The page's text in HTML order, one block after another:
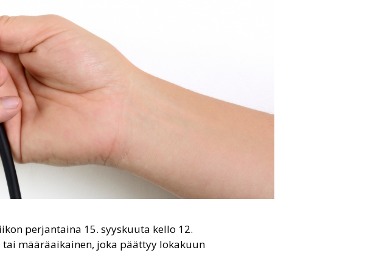
perjantaina 15. syyskuuta kello 12.
määräaikainen, joka päättyy lokakuun